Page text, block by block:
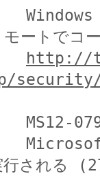
モートでコ
http://
security/
行される